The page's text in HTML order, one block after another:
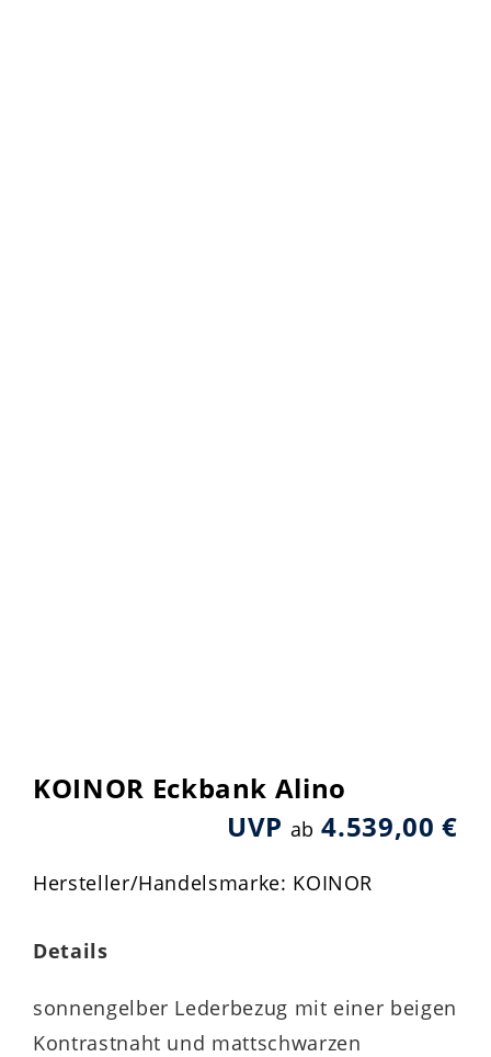
KOINOR Eckbank Alino
UVP ab 4.539,00 €
Hersteller/Handelsmarke: KOINOR
Details
sonnengelber Lederbezug mit einer beigen
Kontrastnaht und mattschwarzen